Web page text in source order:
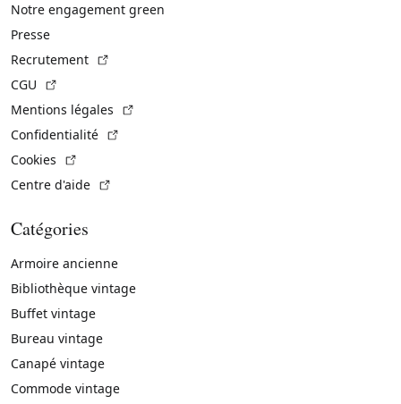
Notre engagement green
Presse
Recrutement
CGU
Mentions légales
Confidentialité
Cookies
Centre d'aide
Catégories
Armoire ancienne
Bibliothèque vintage
Buffet vintage
Bureau vintage
Canapé vintage
Commode vintage